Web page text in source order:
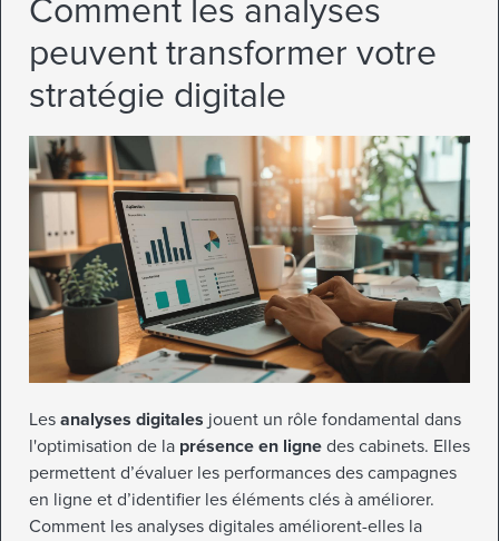
Comment les analyses
peuvent transformer votre
stratégie digitale
Les analyses digitales jouent un rôle fondamental dans
l'optimisation de la présence en ligne des cabinets. Elles
permettent d’évaluer les performances des campagnes
en ligne et d’identifier les éléments clés à améliorer.
Comment les analyses digitales améliorent-elles la